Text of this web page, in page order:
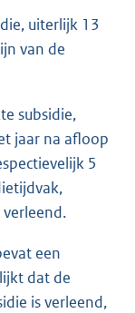
uiterlijk 13
van de
subsidie,
jaar na afloop
5
een
dat de
is verleend,